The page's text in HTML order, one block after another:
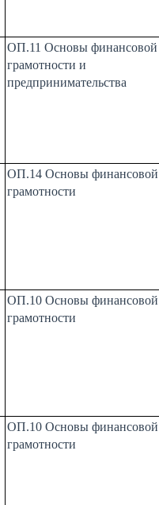
ОП.11 Основы финансовой
грамотности и
предпринимательства
ОП.14 Основы финансовой
грамотности
ОП.10 Основы финансовой
грамотности
ОП.10 Основы финансовой
грамотности